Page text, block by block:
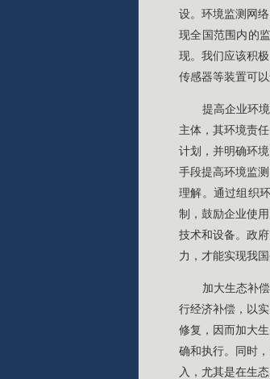
设。环境监测网
现全国范围内的
现。我们应该积
传感器等装置可
提高企业环
主体，其环境责
计划，并明确环
手段提高环境监
理解。通过组织
制，鼓励企业使
技术和设备。政
力，才能实现我
加大生态补
行经济补偿，以
修复，因而加大
确和执行。同时
入，尤其是在生